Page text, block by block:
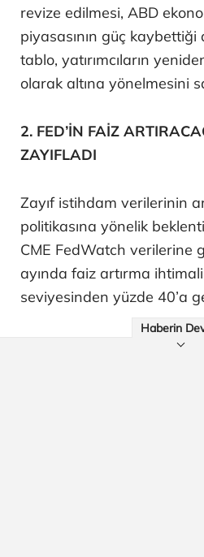
revize edilmesi, ABD
piyasasının güç kaybettiği
tablo, yatırımcıların
olarak altına yönelmesini
2. FED’İN FAİZ
ZAYIFLADI
Zayıf istihdam verilerinin
politikasına yönelik
CME FedWatch verilerine
ayında faiz artırma
seviyesinden yüzde 40’a
Haberin